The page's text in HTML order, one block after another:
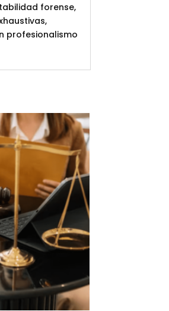
forense,
profesionalismo